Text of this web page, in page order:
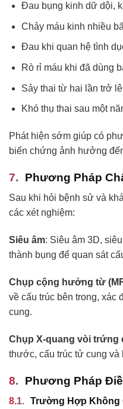
Đau bụng kinh dữ dội,
Chảy máu kinh nhiều
Đau khi quan hệ tình
Rò rỉ máu khi đã dùng
Sảy thai từ hai lần trở
Khó thụ thai sau một
Phát hiện sớm giúp có
biến chứng ảnh hưởng
Phương Pháp
Sau khi hỏi bệnh sử và
các xét nghiệm:
Siêu âm: Siêu âm 3D,
thành bụng để quan sát
Chụp cộng hưởng từ
về cấu trúc bên trong, xác
cung.
Chụp X-quang vòi trứng
thước, cấu trúc tử cung và
Phương Pháp
Trường Hợp Không